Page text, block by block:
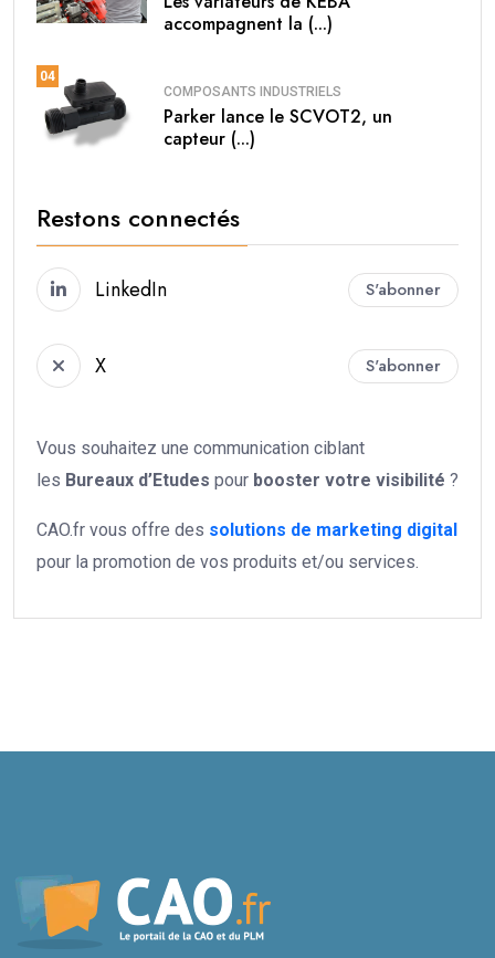
accompagnent la (...)
04
COMPOSANTS INDUSTRIELS
Parker lance le SCVOT2, un
capteur (...)
Restons connectés
LinkedIn S'abonner
X S'abonner
Vous souhaitez une communication ciblant
les Bureaux d’Etudes pour booster votre visibilité ?
CAO.fr vous offre des solutions de marketing digital
pour la promotion de vos produits et/ou services.